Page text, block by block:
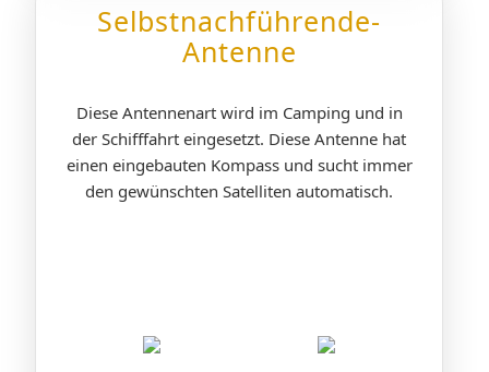
Selbstnachführende-
Antenne
Diese Antennenart wird im Camping und in
der Schifffahrt eingesetzt. Diese Antenne hat
einen eingebauten Kompass und sucht immer
den gewünschten Satelliten automatisch.